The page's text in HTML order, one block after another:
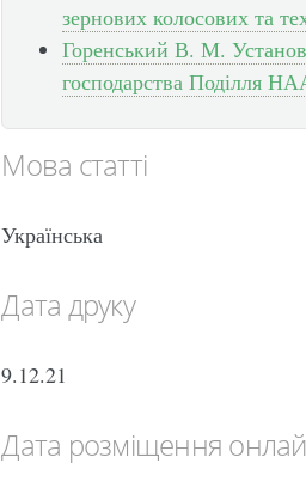
зернових колосових та
Горенський В. М.
господарства Поділля
Мова статті
Українська
Дата друку
9.12.21
Дата розміщення